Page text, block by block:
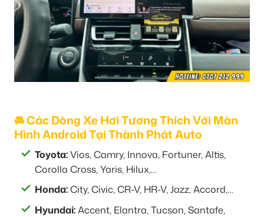
🚘 Các Dòng Xe Hơi Tương Thích Với Màn
Hình Android Tại Thành Phát Auto
Toyota:Vios, Camry, Innova, Fortuner, Altis,
Corolla Cross, Yaris, Hilux,…
Honda:City, Civic, CR-V, HR-V, Jazz, Accord,…
Hyundai:Accent, Elantra, Tucson, Santafe,